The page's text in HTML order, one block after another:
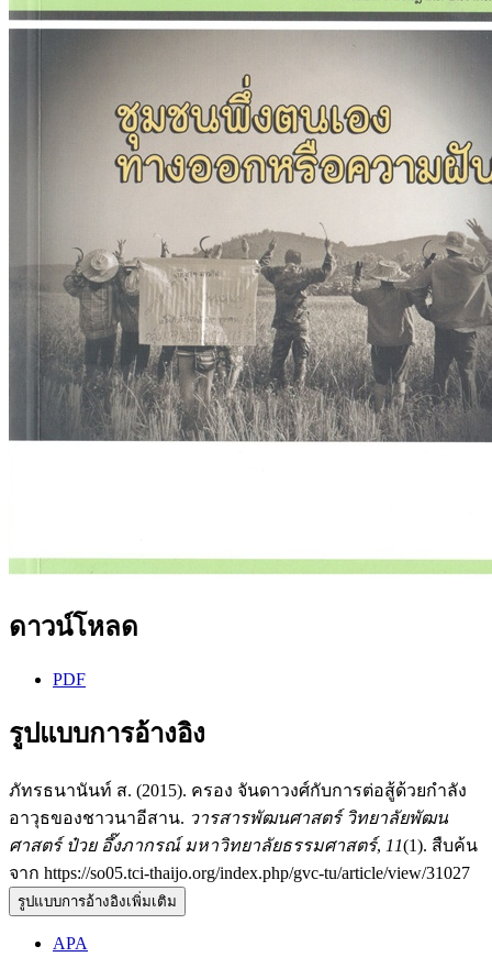
ดาวน์โหลด
PDF
รูปแบบการอ้างอิง
ภัทรธนานันท์ ส. (2015). ครอง จันดาวงศ์กับการต่อสู้ด้วยกำลัง
อาวุธของชาวนาอีสาน. วารสารพัฒนศาสตร์ วิทยาลัยพัฒน
ศาสตร์ ป๋วย อึ๊งภากรณ์ มหาวิทยาลัยธรรมศาสตร์, 11(1). สืบค้น
จาก https://so05.tci-thaijo.org/index.php/gvc-tu/article/view/31027
รูปแบบการอ้างอิงเพิ่มเติม
APA